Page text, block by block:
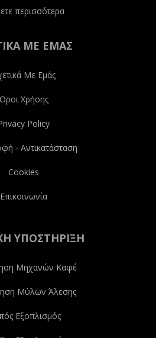
περισσότερα
ΜΕ ΕΜΆΣ
Με Εμάς
Χρήσης
Policy
- Αντικατάσταση
Cookies
Επικοινωνία
ΥΠΟΣΤΉΡΙΞΗ
Μηχανών Καφέ
Μύλων Άλεσης
Εξοπλισμός